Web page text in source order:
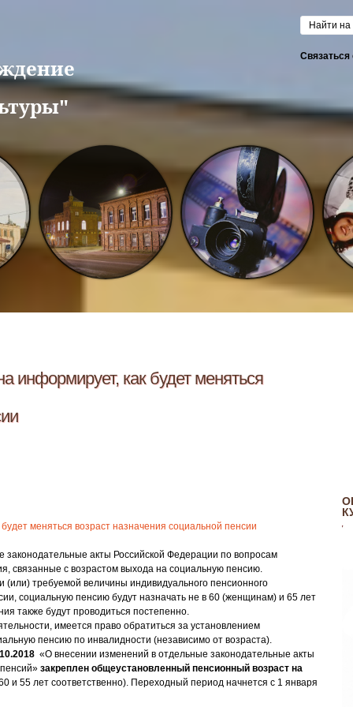
информирует, как будет меняться
будет меняться возраст назначения социальной пенсии
акты Российской Федерации по вопросам
связанные с возрастом выхода на социальную пенсию.
требуемой величины индивидуального пенсионного
социальную пенсию будут назначать не в 60 (женщинам) и 65 лет
также будут проводиться постепенно.
имеется право обратиться за установлением
пенсию по инвалидности (независимо от возраста).
«О внесении изменений в отдельные законодательные акты
закреплен общеустановленный пенсионный возраст на
и 55 лет соответственно). Переходный период начнется с 1 января